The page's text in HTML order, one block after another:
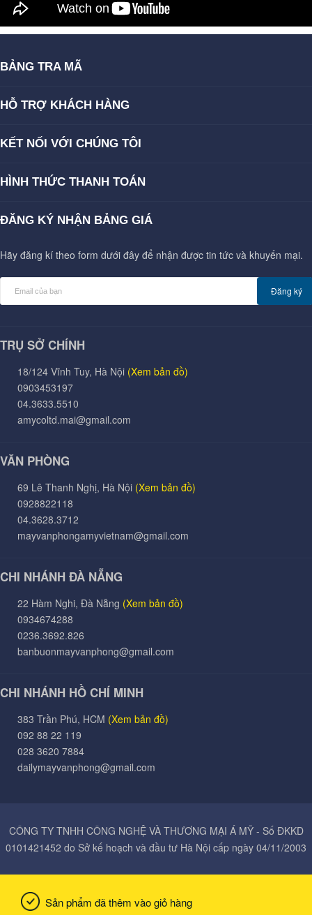
BẢNG TRA MÃ
HỖ TRỢ KHÁCH HÀNG
KẾT NỐI VỚI CHÚNG TÔI
HÌNH THỨC THANH TOÁN
ĐĂNG KÝ NHẬN BẢNG GIÁ
Hãy đăng kí theo form dưới đây để nhận được tin tức và khuyến mại.
Đăng ký
TRỤ SỞ CHÍNH
18/124 Vĩnh Tuy, Hà Nội (Xem bản đồ)
0903453197
04.3633.5510
amycoltd.mai@gmail.com
VĂN PHÒNG
69 Lê Thanh Nghị, Hà Nội (Xem bản đồ)
0928822118
04.3628.3712
mayvanphongamyvietnam@gmail.com
CHI NHÁNH ĐÀ NẴNG
22 Hàm Nghi, Đà Nẵng (Xem bản đồ)
0934674288
0236.3692.826
banbuonmayvanphong@gmail.com
CHI NHÁNH HỒ CHÍ MINH
383 Trần Phú, HCM (Xem bản đồ)
092 88 22 119
028 3620 7884
dailymayvanphong@gmail.com
CÔNG TY TNHH CÔNG NGHỆ VÀ THƯƠNG MẠI Á MỸ - Số ĐKKD
0101421452 do Sở kế hoạch và đầu tư Hà Nội cấp ngày 04/11/2003
Sản phẩm đã thêm vào giỏ hàng